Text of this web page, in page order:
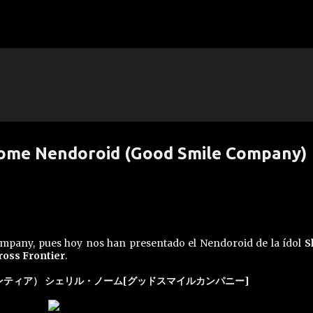
Nendoroid (Good Smile Company)
pues hoy nos han presentado el Nendoroid de la ídol
Frontier.
ィア） シェリル・ノーム[グッドスマイルカンパニー]